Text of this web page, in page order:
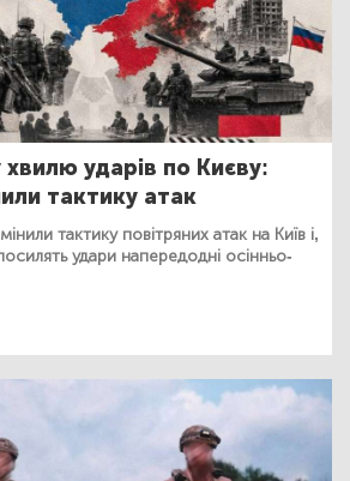
ударів по Києву:
тактику атак
тактику повітряних атак на Київ і,
удари напередодні осінньо-